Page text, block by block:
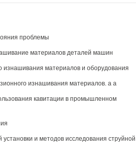
проблемы
материалов деталей машин
изнашивания материалов и оборудования
изнашивания материалов. а а
кавитации в промышленном
установки и методов исследования струйной